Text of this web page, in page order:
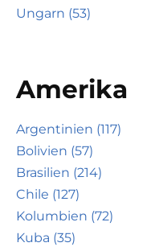
Ungarn (53)
Amerika
Argentinien (117)
Bolivien (57)
Brasilien (214)
Chile (127)
Kolumbien (72)
Kuba (35)